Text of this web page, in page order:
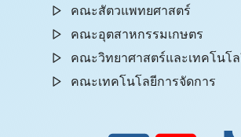
คณะสัตวแพทยศาสตร์
คณะอุตสาหกรรมเกษตร
คณะวิทยาศาสตร์และเทคโนโ
คณะเทคโนโลยีการจัดการ